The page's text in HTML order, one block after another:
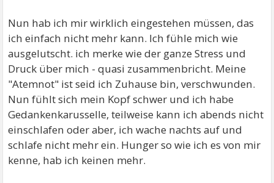
Nun hab ich mir wirklich eingestehen müssen, das
ich einfach nicht mehr kann. Ich fühle mich wie
ausgelutscht. ich merke wie der ganze Stress und
Druck über mich - quasi zusammenbricht. Meine
"Atemnot" ist seid ich Zuhause bin, verschwunden.
Nun fühlt sich mein Kopf schwer und ich habe
Gedankenkarusselle, teilweise kann ich abends nicht
einschlafen oder aber, ich wache nachts auf und
schlafe nicht mehr ein. Hunger so wie ich es von mir
kenne, hab ich keinen mehr.